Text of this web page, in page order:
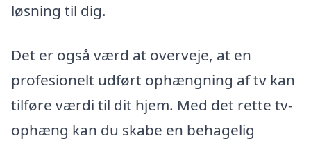
løsning til dig.
Det er også værd at overveje, at en
profesionelt udført ophængning af tv kan
tilføre værdi til dit hjem. Med det rette tv-
ophæng kan du skabe en behagelig